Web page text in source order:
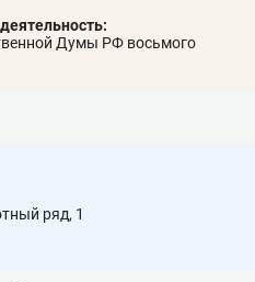
Думы РФ восьмого
ряд, 1